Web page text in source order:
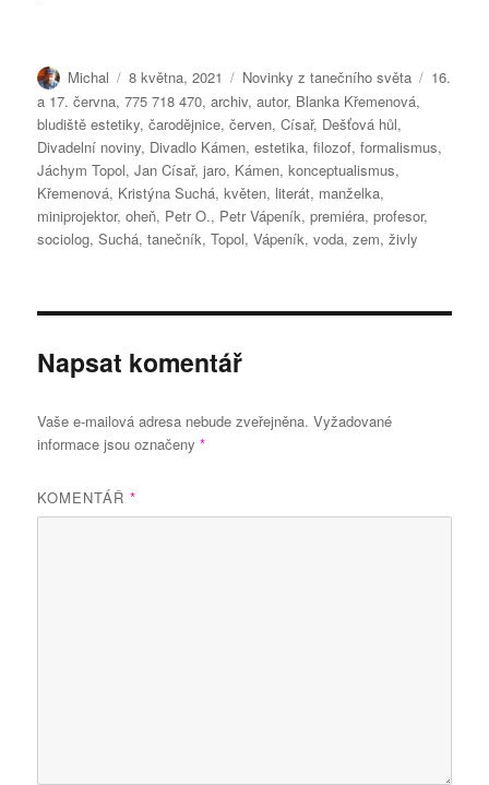
Autor:
Michal Publikováno:
8 května, 2021 Rubriky:
Novinky z tanečního světa Štítky:
16.
a 17. června,775 718 470,archiv,autor, Blanka Křemenová,
bludiště estetiky,čarodějnice,červen,Císař, Dešťová hůl,
Divadelní noviny, Divadlo Kámen,estetika,filozof,formalismus,
Jáchym Topol,Jan Císař,jaro, Kámen,konceptualismus,
Křemenová, Kristýna Suchá,květen, literát, manželka,
miniprojektor,oheň, Petr O., Petr Vápeník,premiéra,profesor,
sociolog,Suchá,tanečník,Topol,Vápeník,voda,zem,živly
Napsat komentář
Vaše e-mailová adresa nebude zveřejněna. Vyžadované
informace jsou označeny*
KOMENTÁŘ*